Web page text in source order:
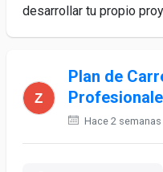
desarrollar tu propio
Plan de
Hace 2 semanas